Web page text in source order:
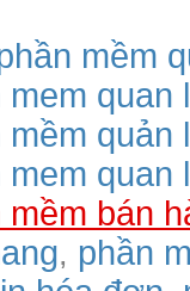
mềm
mem quan
mềm quản
mem quan
mềm bán
, phần